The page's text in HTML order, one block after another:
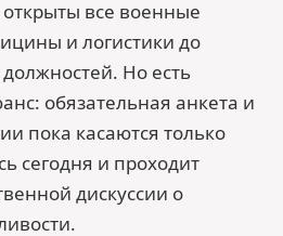
все военные
и логистики до
Но есть
обязательная анкета и
пока касаются только
сегодня и проходит
дискуссии о